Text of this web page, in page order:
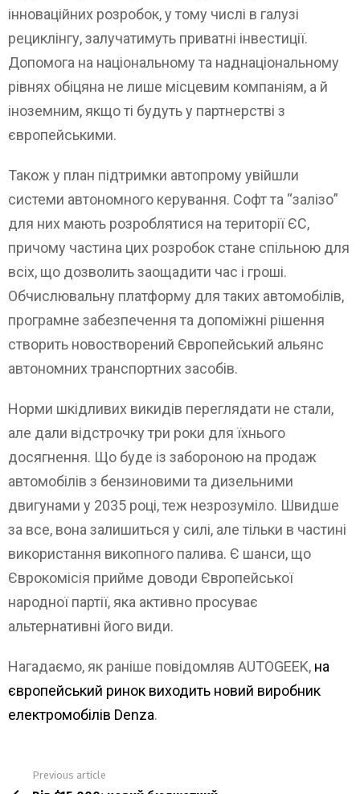
інноваційних розробок, у тому числі в галузі
рециклінгу, залучатимуть приватні інвестиції.
Допомога на національному та наднаціональному
рівнях обіцяна не лише місцевим компаніям, а й
іноземним, якщо ті будуть у партнерстві з
європейськими.
Також у план підтримки автопрому увійшли
системи автономного керування. Софт та “залізо”
для них мають розроблятися на території ЄС,
причому частина цих розробок стане спільною для
всіх, що дозволить заощадити час і гроші.
Обчислювальну платформу для таких автомобілів,
програмне забезпечення та допоміжні рішення
створить новостворений Європейський альянс
автономних транспортних засобів.
Норми шкідливих викидів переглядати не стали,
але дали відстрочку три роки для їхнього
досягнення. Що буде із забороною на продаж
автомобілів з бензиновими та дизельними
двигунами у 2035 році, теж незрозуміло. Швидше
за все, вона залишиться у силі, але тільки в частині
використання викопного палива. Є шанси, що
Єврокомісія прийме доводи Європейської
народної партії, яка активно просуває
альтернативні його види.
Нагадаємо, як раніше повідомляв AUTOGEEK, на
європейський ринок виходить новий виробник
електромобілів Denza.
Previous article